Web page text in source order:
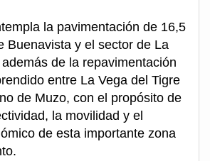
la pavimentación de 16,5
Buenavista y el sector de La
de la repavimentación
entre La Vega del Tigre
de Muzo, con el propósito de
la movilidad y el
de esta importante zona